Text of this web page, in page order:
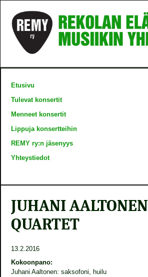
Etusivu
Tulevat konsertit
Menneet konsertit
Lippuja konsertteihin
REMY ry:n jäsenyys
Yhteystiedot
JUHANI AALTONEN
QUARTET
13.2.2016
Kokoonpano:
Juhani Aaltonen: saksofoni, huilu